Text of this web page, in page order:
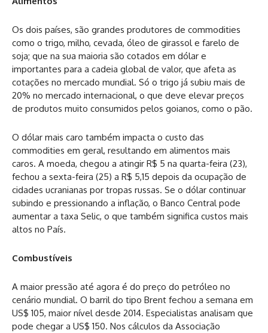
Os dois países, são grandes produtores de commodities
como o trigo, milho, cevada, óleo de girassol e farelo de
soja; que na sua maioria são cotados em dólar e
importantes para a cadeia global de valor, que afeta as
cotações no mercado mundial. Só o trigo já subiu mais de
20% no mercado internacional, o que deve elevar preços
de produtos muito consumidos pelos goianos, como o pão.
O dólar mais caro também impacta o custo das
commodities em geral, resultando em alimentos mais
caros. A moeda, chegou a atingir R$ 5 na quarta-feira (23),
fechou a sexta-feira (25) a R$ 5,15 depois da ocupação de
cidades ucranianas por tropas russas. Se o dólar continuar
subindo e pressionando a inflação, o Banco Central pode
aumentar a taxa Selic, o que também significa custos mais
altos no País.
Combustíveis
A maior pressão até agora é do preço do petróleo no
cenário mundial. O barril do tipo Brent fechou a semana em
US$ 105, maior nível desde 2014. Especialistas analisam que
pode chegar a US$ 150. Nos cálculos da Associação